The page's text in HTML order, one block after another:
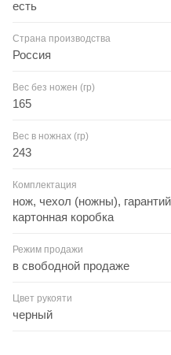
есть
Страна производства
Россия
Вес без ножен (гр)
165
Вес в ножнах (гр)
243
Комплектация
нож, чехол (ножны),
картонная коробка
Режим продажи
в свободной продаже
Цвет рукояти
черный